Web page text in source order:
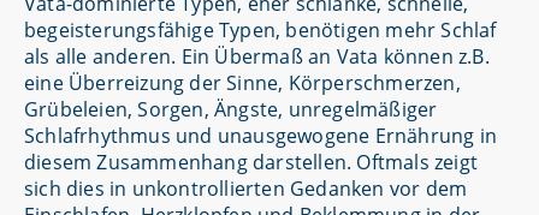
begeisterungsfähige Typen, benötigen mehr Schlaf
als alle anderen. Ein Übermaß an Vata können z.B.
eine Überreizung der Sinne, Körperschmerzen,
Grübeleien, Sorgen, Ängste, unregelmäßiger
Schlafrhythmus und unausgewogene Ernährung in
diesem Zusammenhang darstellen. Oftmals zeigt
sich dies in unkontrollierten Gedanken vor dem